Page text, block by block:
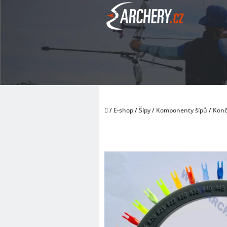
Domů
/ E-shop/Šípy/ Komponenty šípů /